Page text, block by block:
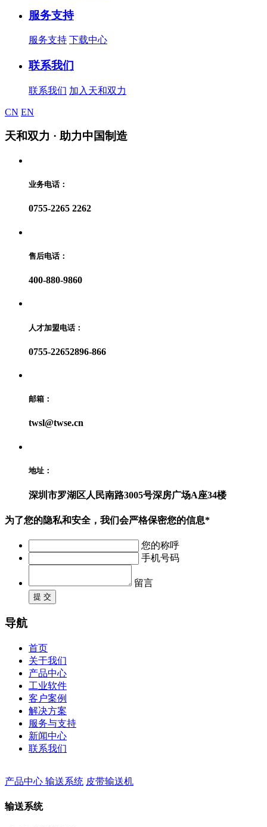
服务支持
服务支持 下载中心
联系我们
联系我们 加入天和双力
CN EN
天和双力 · 助力中国制造
业务电话：
0755-2265 2262
售后电话：
400-880-9860
人才加盟电话：
0755-22652896-866
邮箱：
twsl@twse.cn
地址：
深圳市罗湖区人民南路3005号深房广场A座34楼
为了您的隐私和安全，我们会严格保密您的信息*
您的称呼
手机号码
留言
提 交
导航
首页
关于我们
产品中心
工业软件
客户案例
解决方案
服务与支持
新闻中心
联系我们
产品中心 输送系统 皮带输送机
输送系统